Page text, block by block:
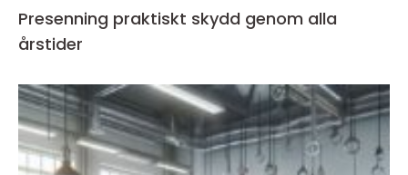
Presenning praktiskt skydd genom alla
årstider